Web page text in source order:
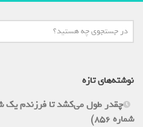
نوشته‌های تازه
چقدر طول می‌کشد تا فرزندم یک
شماره 856)